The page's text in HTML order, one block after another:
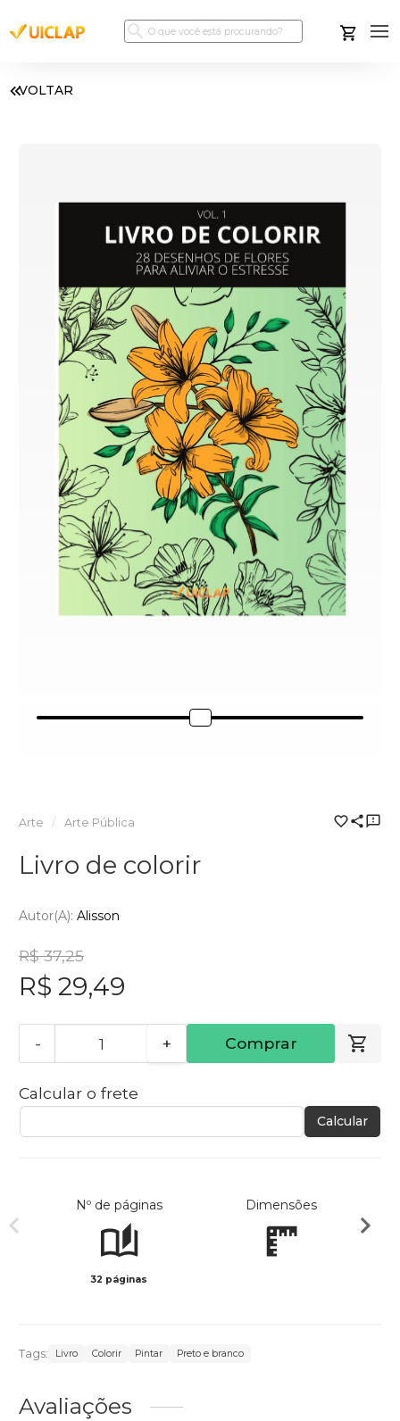
VOLTAR
Arte Arte Pública
Livro de colorir
Autor(a): Alisson
R$ 37,25
R$ 29,49
- + Comprar
Calcular o frete
Calcular
Nº de páginas
32 páginas
Dimensões
Tags: Livro Colorir Pintar Preto e branco
Avaliações